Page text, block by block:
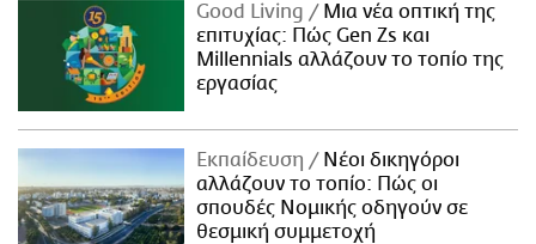
Good Living
Μια νέα οπτική της
επιτυχίας: Πώς Gen Zs και
Millennials αλλάζουν το τοπίο της
εργασίας
Εκπαίδευση
Νέοι δικηγόροι
αλλάζουν το τοπίο: Πώς οι
σπουδές Νομικής οδηγούν σε
θεσμική συμμετοχή